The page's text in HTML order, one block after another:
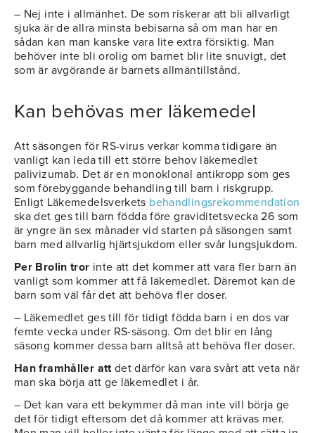
– Nej inte i allmänhet. De som riskerar att bli allvarligt
sjuka är de allra minsta bebisarna så om man har en
sådan kan man kanske vara lite extra försiktig. Man
behöver inte bli orolig om barnet blir lite snuvigt, det
som är avgörande är barnets allmäntillstånd.
Kan behövas mer läkemedel
Att säsongen för RS-virus verkar komma tidigare än
vanligt kan leda till ett större behov läkemedlet
palivizumab. Det är en monoklonal antikropp som ges
som förebyggande behandling till barn i riskgrupp.
Enligt Läkemedelsverkets behandlingsrekommendation
ska det ges till barn födda före graviditetsvecka 26 som
är yngre än sex månader vid starten på säsongen samt
barn med allvarlig hjärtsjukdom eller svår lungsjukdom.
Per Brolin tror inte att det kommer att vara fler barn än
vanligt som kommer att få läkemedlet. Däremot kan de
barn som väl får det att behöva fler doser.
– Läkemedlet ges till för tidigt födda barn i en dos var
femte vecka under RS-säsong. Om det blir en lång
säsong kommer dessa barn alltså att behöva fler doser.
Han framhåller attdet därför kan vara svårt att veta när
man ska börja att ge läkemedlet i år.
– Det kan vara ett bekymmer då man inte vill börja ge
det för tidigt eftersom det då kommer att krävas mer.